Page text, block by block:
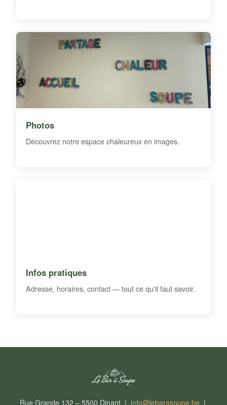
Photos
Découvrez notre espace chaleureux en images.
Infos pratiques
Adresse, horaires, contact — tout ce qu'il faut savoir.
Rue Grande 132 – 5500 Dinant | info@lebarasoupe.be|